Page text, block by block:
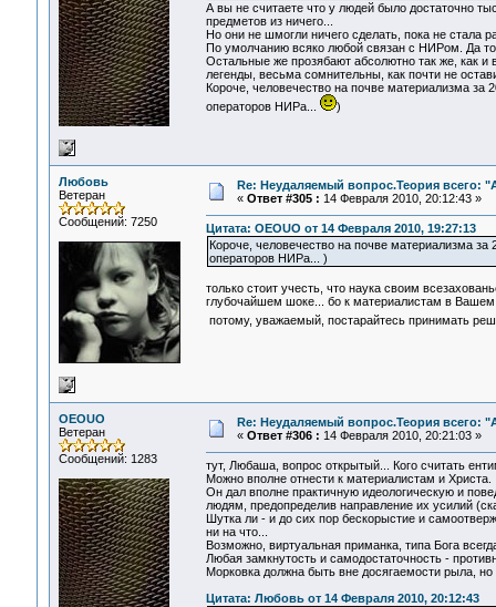
А вы не считаете что у людей было достаточно
предметов из ничего...
Но они не шмогли ничего сделать, пока не стала
По умолчанию всяко любой связан с НИРом. Да
Остальные же прозябают абсолютно так же, как
легенды, весьма сомнительны, как почти не
Короче, человечество на почве материализма за
операторов НИРа...
)
Любовь
Ветеран
Сообщений: 7250
Re: Неудаляемый вопрос.Теория всего:
« Ответ #305 : 14 Февраля 2010, 20:12:43 »
Цитата: OEOUO от 14 Февраля 2010, 19:27:13
Короче, человечество на почве материализма
операторов НИРа... )
только стоит учесть, что наука своим
глубочайшем шоке... бо к материалистам в Вашем
потому, уважаемый, постарайтесь принимать
OEOUO
Ветеран
Сообщений: 1283
Re: Неудаляемый вопрос.Теория всего:
« Ответ #306 : 14 Февраля 2010, 20:21:03 »
тут, Любаша, вопрос открытый... Кого считать
Можно вполне отнести к материалистам и Христа.
Он дал вполне практичную идеологическую и
людям, предопределив направление их усилий
Шутка ли - и до сих пор бескорыстие и
ни на что...
Возможно, виртуальная приманка, типа Бога
Любая замкнутость и самодостаточность -
Морковка должна быть вне досягаемости рыла,
Цитата: Любовь от 14 Февраля 2010, 20:12:43